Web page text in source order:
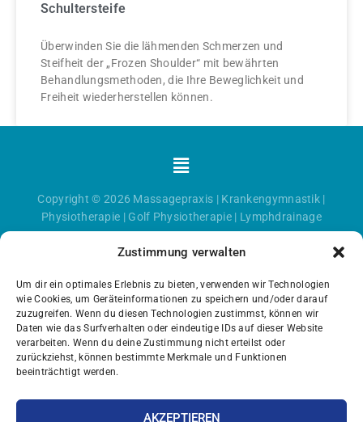
Zustimmung verwalten
Um dir ein optimales Erlebnis zu bieten, verwenden wir Technologien
wie Cookies, um Geräteinformationen zu speichern und/oder darauf
zuzugreifen. Wenn du diesen Technologien zustimmst, können wir
Daten wie das Surfverhalten oder eindeutige IDs auf dieser Website
verarbeiten. Wenn du deine Zustimmung nicht erteilst oder
zurückziehst, können bestimmte Merkmale und Funktionen
beeinträchtigt werden.
AKZEPTIEREN
Schultersteife
Überwinden Sie die lähmenden Schmerzen und
Steifheit der „Frozen Shoulder“ mit bewährten
Behandlungsmethoden, die Ihre Beweglichkeit und
Freiheit wiederherstellen können.
Menü
Copyright © 2026 Massagepraxis | Krankengymnastik |
Physiotherapie | Golf Physiotherapie | Lymphdrainage